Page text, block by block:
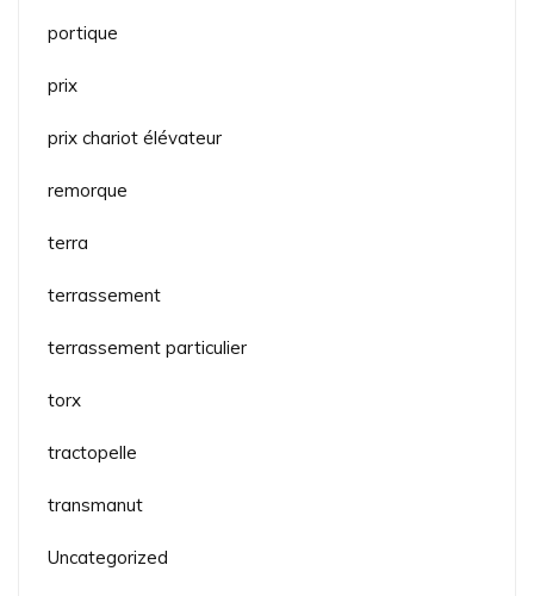
portique
prix
prix chariot élévateur
remorque
terra
terrassement
terrassement particulier
torx
tractopelle
transmanut
Uncategorized